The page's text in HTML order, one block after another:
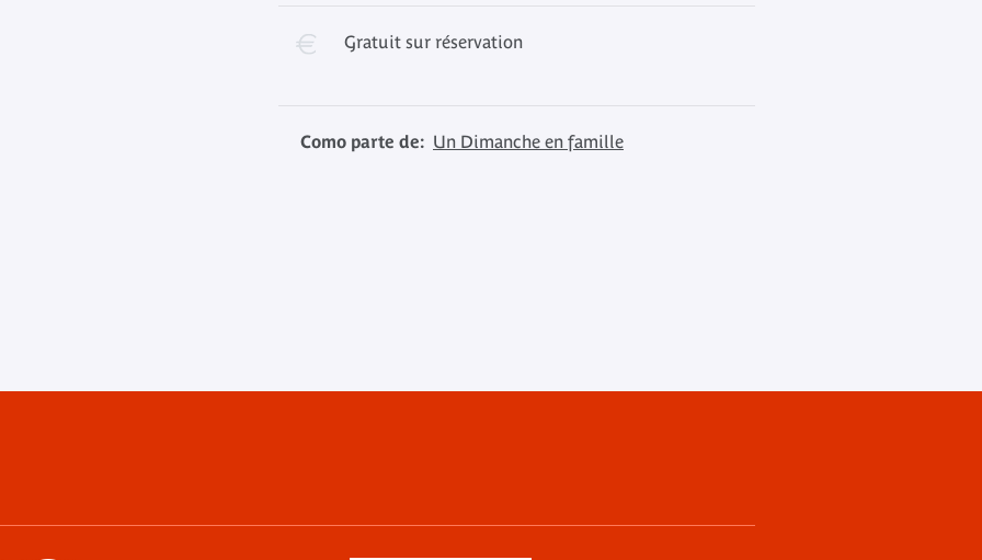
Gratuit sur réservation
Como parte de: Un Dimanche en famille